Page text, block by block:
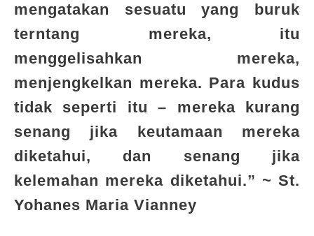
mengatakan sesuatu yang buruk
terntang mereka, itu
menggelisahkan mereka,
menjengkelkan mereka. Para kudus
tidak seperti itu – mereka kurang
senang jika keutamaan mereka
diketahui, dan senang jika
kelemahan mereka diketahui.” ~ St.
Yohanes Maria Vianney